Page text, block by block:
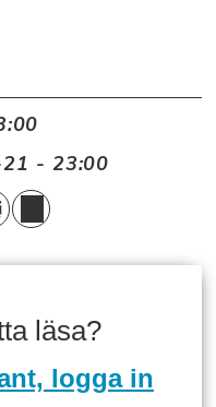
21 - 23:00
läsa?
logga in